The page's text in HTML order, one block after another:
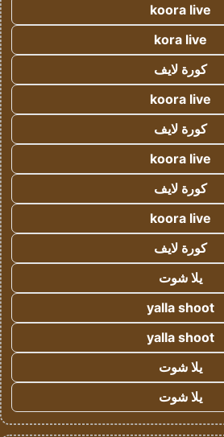
koora live
kora live
كورة لايف
koora live
كورة لايف
koora live
كورة لايف
koora live
كورة لايف
يلا شوت
yalla shoot
yalla shoot
يلا شوت
يلا شوت